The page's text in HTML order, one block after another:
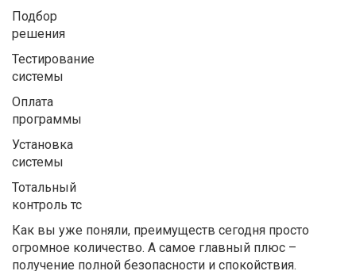
Подбор
решения
Тестирование
системы
Оплата
программы
Установка
системы
Тотальный
контроль тс
Как вы уже поняли, преимуществ сегодня просто
огромное количество. А самое главный плюс –
получение полной безопасности и спокойствия.